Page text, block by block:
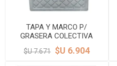
TAPA Y MARCO P/
GRASERA COLECTIVA
40X60 LACHS
$U 7.671 $U 6.904